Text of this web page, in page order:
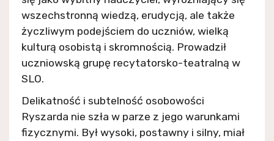
wszechstronną wiedzą, erudycją, ale także
życzliwym podejściem do uczniów, wielką
kulturą osobistą i skromnością. Prowadził
uczniowską grupę recytatorsko-teatralną w
SLO.
Delikatność i subtelność osobowości
Ryszarda nie szła w parze z jego warunkami
fizycznymi. Był wysoki, postawny i silny, miał